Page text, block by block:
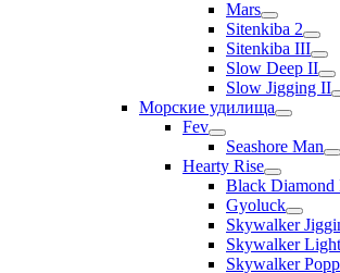
Mars
Sitenkiba 2
Sitenkiba III
Slow Deep II
Slow Jigging II
Морские удилища
Fev
Seashore Man
Hearty Rise
Black Diamond
Gyoluck
Skywalker
Skywalker
Skywalker